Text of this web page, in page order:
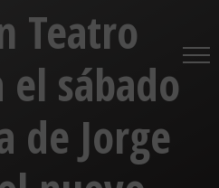
Teatro
sábado
de Jorge